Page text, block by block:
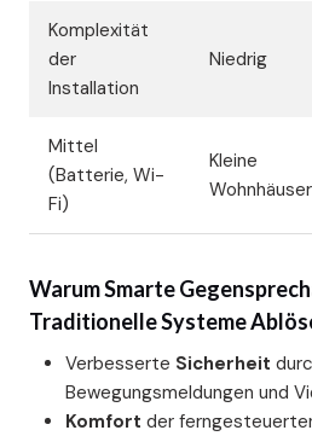
Komplexität
der
Installation
Niedrig
Mittel
(Batterie, Wi-
Fi)
Kleine
Wohnhäuser
Warum Smarte
Traditionelle Systeme
Verbesserte Sicherheit
Bewegungsmeldungen und
Komfort der